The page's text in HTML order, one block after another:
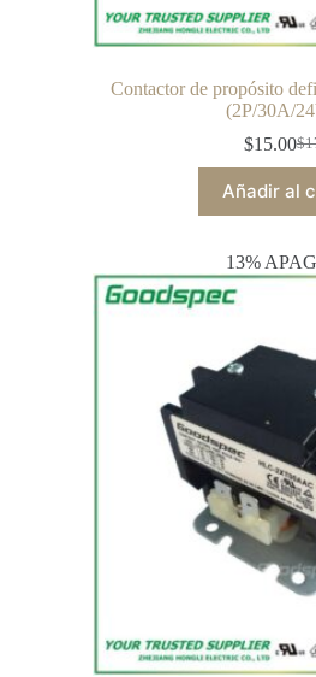
Contactor de propósito
(2P/30A/
$
$15.00
Añadir al
13%